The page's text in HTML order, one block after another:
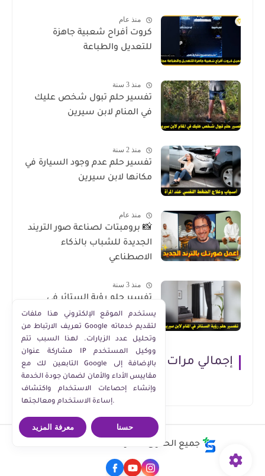
منذ عام
كروت أفراح شعبية جاهزة
للتعديل والطباعة
منذ 3 سنة
تفسير حلم تبول شخص عليك
في المنام لابن سيرين
منذ 2 سنة
تفسير حلم عدم وجود السيارة في
مكانها لابن سيرين
منذ عام
📸 برومبتات لصناعة صور التريند
الجديدة للشباب بالذكاء
الاصطناعي
منذ 3 سنة
تفسير حلم رؤية الستائر في
المنام لابن سيرين
إجمالي مرات مشاهدة الصفحة
جميع الحقوق محفوظة ©
يستخدم الموقع الإلكتروني هذا ملفات
تعريف الارتباط من Google لتقديم خدماته
وتحليل عدد الزيارات. لهذا السبب تتم
مشاركة عنوان IP ووكيل المستخدم
التابعين لك مع Google بالإضافة إلى
مقاييس الأداء والأمان لضمان جودة الخدمة
وإنشاء إحصاءات الاستخدام واكتشاف
إساءة الاستخدام ومعالجتها.
معرفة المزيد حسنا